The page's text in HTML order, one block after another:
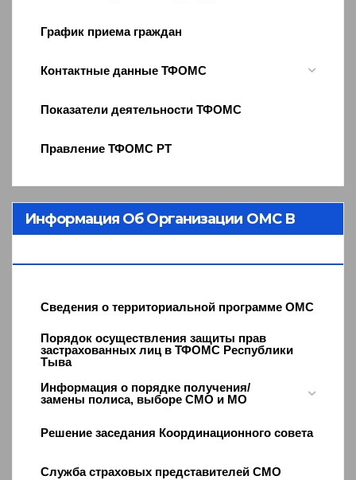
График приема граждан
Контактные данные ТФОМС
Показатели деятельности ТФОМС
Правление ТФОМС РТ
Информация Об Организации ОМС В
Сведения о территориальной программе ОМС
Порядок осуществления защиты прав
застрахованных лиц в ТФОМС Республики
Тыва
Информация о порядке получения/
замены полиса, выборе СМО и МО
Решение заседания Координационного совета
Служба страховых представителей СМО